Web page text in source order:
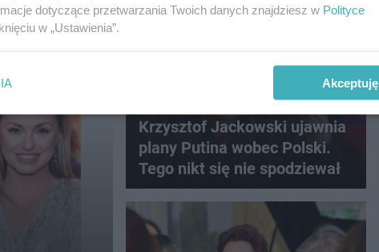
34
Krzysztof Jackowski ujawnia
plany Putina wobec Polski.
Tego nikt się nie spodziewał
dotyczące przetwarzania Twoich danych znajdziesz w Polityce
w „Ustawienia”.
Akceptuję